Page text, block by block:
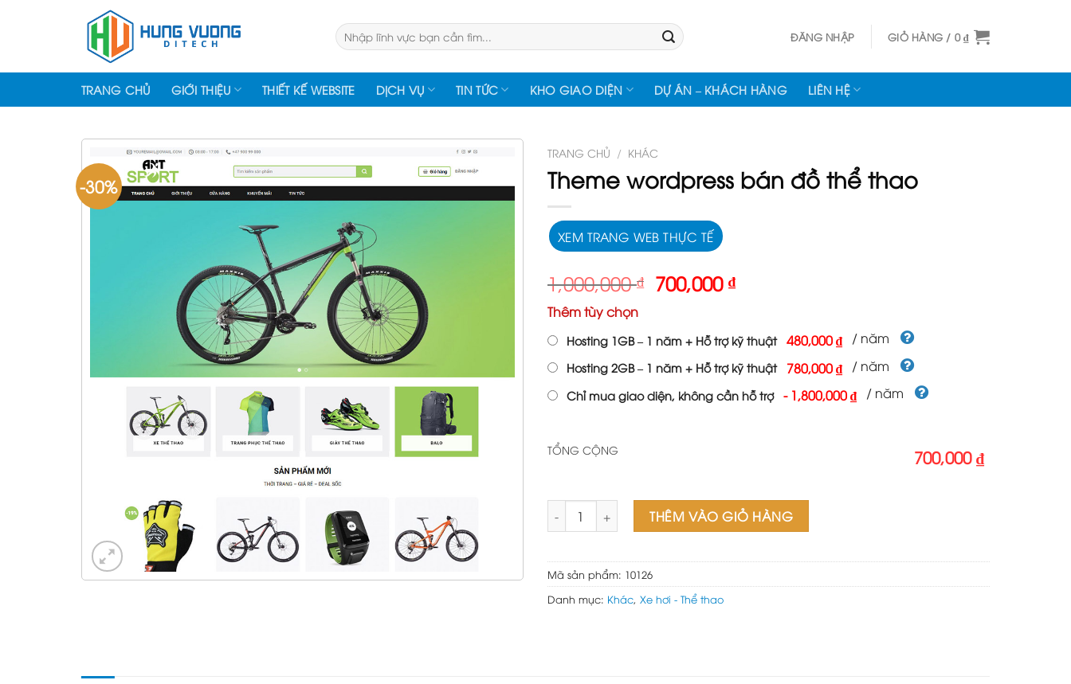
Tìm
kiếm:
ĐĂNG NHẬP GIỎ HÀNG / 0₫
TRANG CHỦ GIỚI THIỆU THIẾT KẾ WEBSITE DỊCH VỤ TIN TỨC KHO GIAO DIỆN DỰ ÁN – KHÁCH HÀNG LIÊN HỆ
-30%
TRANG CHỦ / KHÁC
Theme wordpress bán đồ thể thao
XEM TRANG WEB THỰC TẾ
1,000,000₫ Giá
gốc
1,000,000 ₫.
700,000₫Giá
là:
700,000 ₫.
Thêm tùy chọn
Hosting 1GB – 1 năm + Hỗ trợ kỹ thuật 480,000 ₫ / năm
Hosting 2GB – 1 năm + Hỗ trợ kỹ thuật 780,000 ₫ / năm
Chỉ mua giao diện, không cần hỗ trợ -1,800,000 ₫ / năm
TỔNG CỘNG 700,000 ₫
Theme wordpress bán đồ thể thao số lượng
THÊM VÀO GIỎ HÀNG
Mã sản phẩm: 10126
Danh mục: Khác Xe hơi - Thể thao